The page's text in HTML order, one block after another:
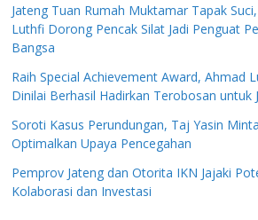
Jateng Tuan Rumah Muktamar Tapak
Luthfi Dorong Pencak Silat Jadi Penguat
Bangsa
Raih Special Achievement Award, Ahmad
Dinilai Berhasil Hadirkan Terobosan untuk
Soroti Kasus Perundungan, Taj Yasin Minta
Optimalkan Upaya Pencegahan
Pemprov Jateng dan Otorita IKN Jajaki
Kolaborasi dan Investasi